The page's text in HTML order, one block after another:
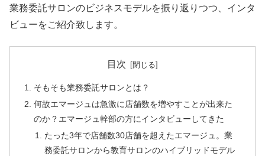
業務委託サロンのビジネスモデルを振り返りつつ、インタ
ビューをご紹介致します。
目次
そもそも業務委託サロンとは？
何故エマージュは急激に店舗数を増やすことが出来た
のか？エマージュ幹部の方にインタビューしてきた
たった3年で店舗数30店舗を超えたエマージュ。業
務委託サロンから教育サロンのハイブリッドモデル